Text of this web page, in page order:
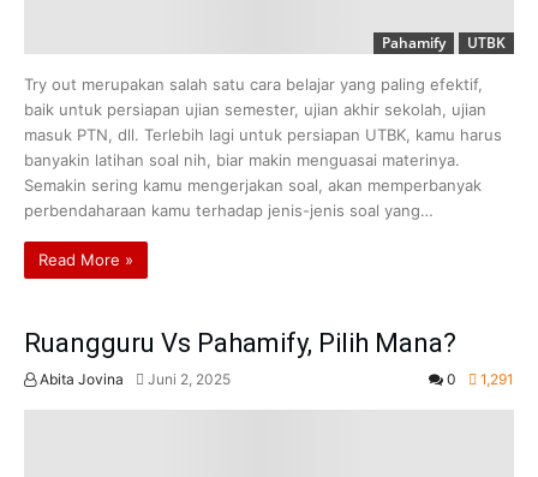
Pahamify UTBK
Try out merupakan salah satu cara belajar yang paling efektif,
baik untuk persiapan ujian semester, ujian akhir sekolah, ujian
masuk PTN, dll. Terlebih lagi untuk persiapan UTBK, kamu harus
banyakin latihan soal nih, biar makin menguasai materinya.
Semakin sering kamu mengerjakan soal, akan memperbanyak
perbendaharaan kamu terhadap jenis-jenis soal yang…
Read More »
Ruangguru Vs Pahamify, Pilih Mana?
Abita Jovina Juni 2, 2025 0 1,291